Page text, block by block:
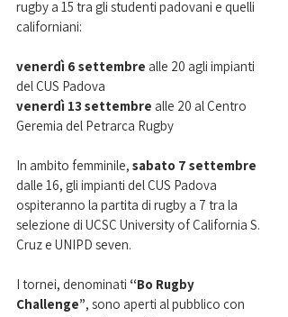
rugby a 15 tra gli studenti padovani e quelli
californiani:
venerdì 6 settembre alle 20 agli impianti
del CUS Padova
venerdì 13 settembre alle 20 al Centro
Geremia del Petrarca Rugby
In ambito femminile, sabato 7 settembre
dalle 16, gli impianti del CUS Padova
ospiteranno la partita di rugby a 7 tra la
selezione di UCSC University of California S.
Cruz e UNIPD seven.
I tornei, denominati “Bo Rugby
Challenge”, sono aperti al pubblico con